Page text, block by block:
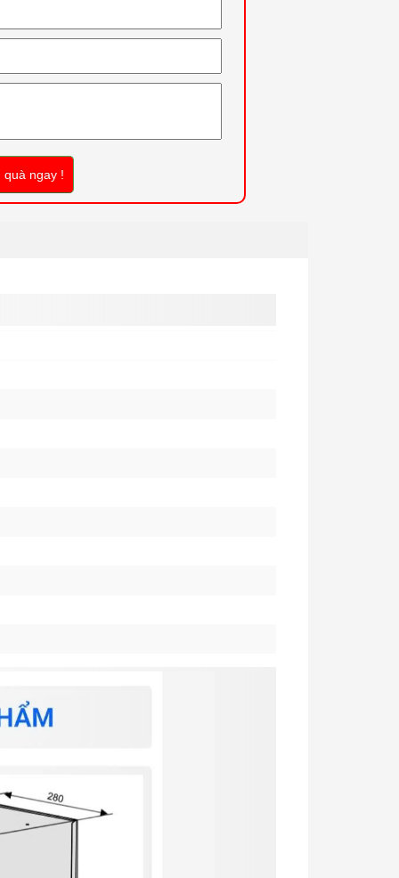
quà ngay !